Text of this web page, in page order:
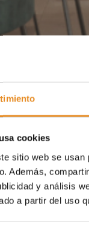
cookies
sitio web se
Además,
y análisis
a partir del uso